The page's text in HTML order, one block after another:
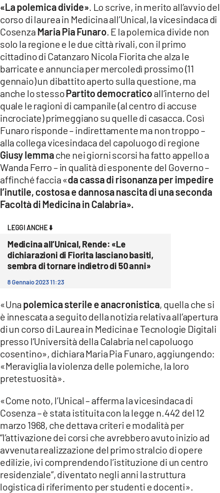
ILREGGINO.IT
COSENZACHANNEL.IT
ILVIBONESE.IT
CATANZAROCHANNEL.IT
LACAPITALENEWS.IT
App
ANDROID
APPLE
«La polemica divide» . Lo scrive, in merito all’avvio del
corso di laurea in Medicina all’Unical, la vicesindaca di
Cosenza Maria Pia Funaro. E la polemica divide non
solo la regione e le due città rivali, con il primo
cittadino di Catanzaro Nicola Fiorita che alza le
barricate e annuncia per mercoledì prossimo (11
gennaio) un dibattito aperto sulla questione, ma
anche lo stessoPartito democraticoall’interno del
quale le ragioni di campanile (al centro di accuse
incrociate) primeggiano su quelle di casacca. Così
Funaro risponde – indirettamente ma non troppo –
alla collega vicesindaca del capoluogo di regione
Giusy Iemmache nei giorni scorsi ha fatto appello a
Wanda Ferro – in qualità di esponente del Governo –
affinché faccia «da cassa di risonanza per impedire
l’inutile, costosa e dannosa nascita di una seconda
Facoltà di Medicina in Calabria».
LEGGI ANCHE ⬇️
Medicina all’Unical, Rende: «Le
dichiarazioni di Fiorita lasciano basiti,
sembra di tornare indietro di 50 anni»
8 Gennaio 2023 11:23
«Una polemica sterile e anacronistica, quella che si
è innescata a seguito della notizia relativa all’apertura
di un corso di Laurea in Medicina e Tecnologie Digitali
presso l’Università della Calabria nel capoluogo
cosentino», dichiara Maria Pia Funaro, aggiungendo:
«Meraviglia la violenza delle polemiche, la loro
pretestuosità».
«Come noto, l’Unical – afferma la vicesindaca di
Cosenza – è stata istituita con la legge n.442 del 12
marzo 1968, che dettava criteri e modalità per
“l’attivazione dei corsi che avrebbero avuto inizio ad
avvenuta realizzazione del primo stralcio di opere
edilizie, ivi comprendendo l’istituzione di un centro
residenziale”, diventato negli anni la struttura
logistica di riferimento per studenti e docenti».